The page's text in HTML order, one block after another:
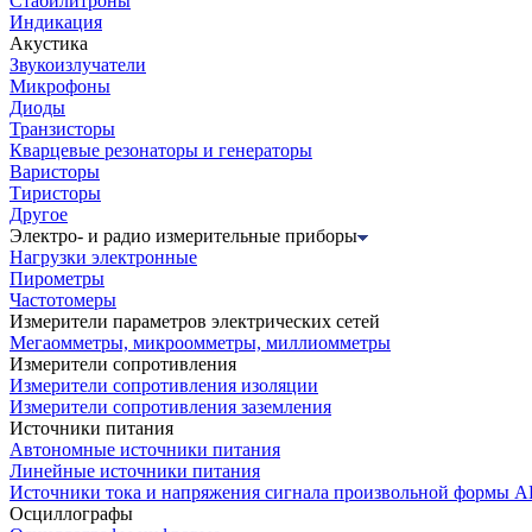
Индикация
Акустика
Звукоизлучатели
Микрофоны
Диоды
Транзисторы
Кварцевые резонаторы и генераторы
Варисторы
Тиристоры
Другое
Электро- и радио измерительные приборы
Нагрузки электронные
Пирометры
Частотомеры
Измерители параметров электрических сетей
Мегаомметры, микроомметры, миллиомметры
Измерители сопротивления
Измерители сопротивления изоляции
Измерители сопротивления заземления
Источники питания
Автономные источники питания
Линейные источники питания
Источники тока и напряжения сигнала произвольной формы
Осциллографы